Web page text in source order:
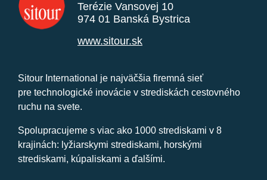
Terézie Vansovej 10
974 01 Banská Bystrica
www.sitour.sk
Sitour International je najväčšia firemná sieť
pre technologické inovácie v strediskách cestovného
ruchu na svete.
Spolupracujeme s viac ako 1000 strediskami v 8
krajinách: lyžiarskymi strediskami, horskými
strediskami, kúpaliskami a ďalšími.